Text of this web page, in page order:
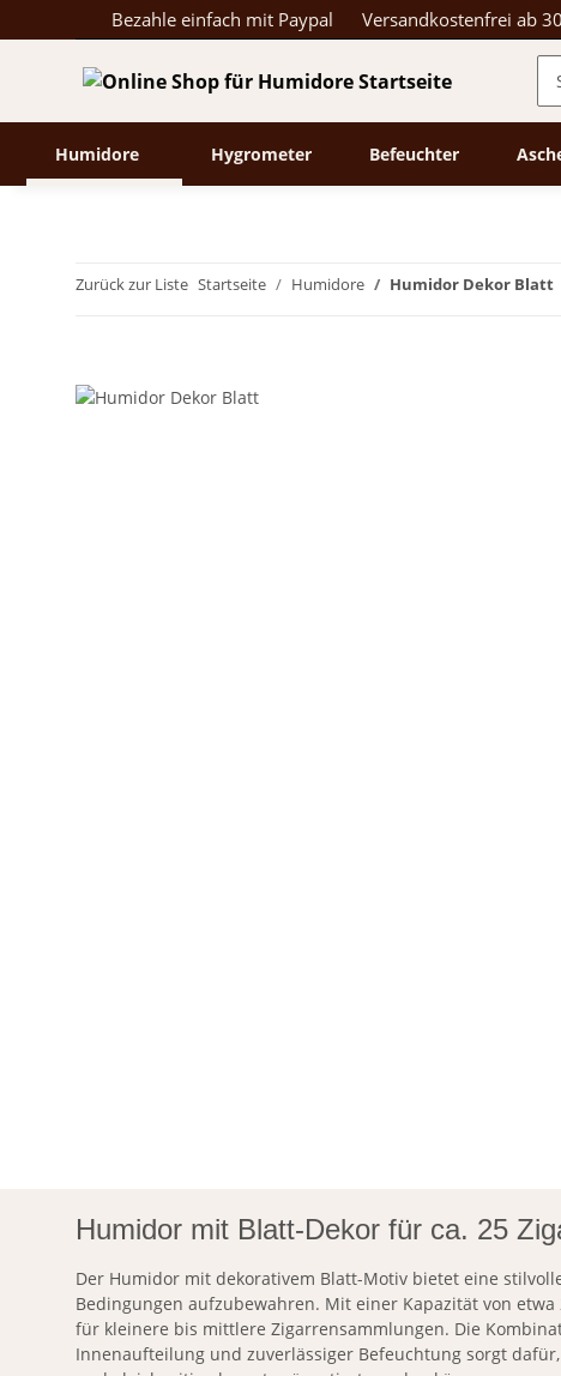
Bezahle einfach mit Paypal Versandkostenfrei ab
Humidore Hygrometer Befeuchter
Zurück zur Liste Startseite Humidore Humidor Dekor Blatt
Humidor mit Blatt-Dekor für ca. 25
Der Humidor mit dekorativem Blatt-Motiv bietet eine
Bedingungen aufzubewahren. Mit einer Kapazität von
für kleinere bis mittlere Zigarrensammlungen. Die
Innenaufteilung und zuverlässiger Befeuchtung sorgt